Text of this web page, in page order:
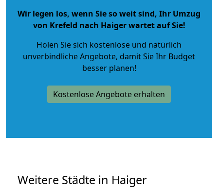
Wir legen los, wenn Sie so weit sind, Ihr Umzug
von Krefeld nach Haiger wartet auf Sie!
Holen Sie sich kostenlose und natürlich
unverbindliche Angebote, damit Sie Ihr Budget
besser planen!
Kostenlose Angebote erhalten
Weitere Städte in Haiger